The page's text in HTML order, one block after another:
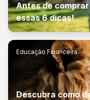
Antes de
essas 6 dicas!
Educação Financeira
Descubra como